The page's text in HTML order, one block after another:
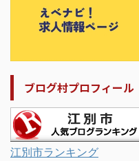
ブログ村プロフィール
江別市ランキング